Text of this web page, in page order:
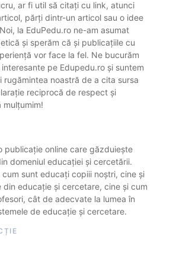
ar fi util să citați cu link, atunci
părți dintr-un articol sau o idee
la EduPedu.ro ne-am asumat
și sperăm că și publicațiile cu
vor face la fel. Ne bucurăm
pe Edupedu.ro și suntem
rugămintea noastră de a cita sursa
reciprocă de respect și
mulțumim!
publicație online care găzduiește
domeniul educației și cercetării.
sunt educați copiii noștri, cine și
educație și cercetare, cine și cum
cât de adecvate la lumea în
de educație și cercetare.